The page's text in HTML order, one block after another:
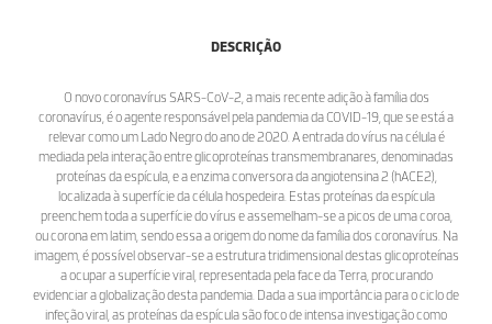
DESCRIÇÃO
O novo coronavírus SARS-CoV-2, a mais recente adição à família dos
coronavírus, é o agente responsável pela pandemia da COVID-19, que se está a
relevar como um Lado Negro do ano de 2020. A entrada do vírus na célula é
mediada pela interação entre glicoproteínas transmembranares, denominadas
proteínas da espícula, e a enzima conversora da angiotensina 2 (hACE2),
localizada à superfície da célula hospedeira. Estas proteínas da espícula
preenchem toda a superfície do vírus e assemelham-se a picos de uma coroa,
ou corona em latim, sendo essa a origem do nome da família dos coronavírus. Na
imagem, é possível observar-se a estrutura tridimensional destas glicoproteínas
a ocupar a superfície viral, representada pela face da Terra, procurando
evidenciar a globalização desta pandemia. Dada a sua importância para o ciclo de
infeção viral, as proteínas da espícula são foco de intensa investigação como